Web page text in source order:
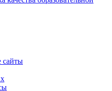
сайты